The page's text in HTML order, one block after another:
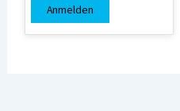
Anmelden